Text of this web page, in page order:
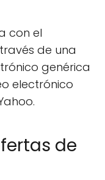
con el
de una
genérica
electrónico
de